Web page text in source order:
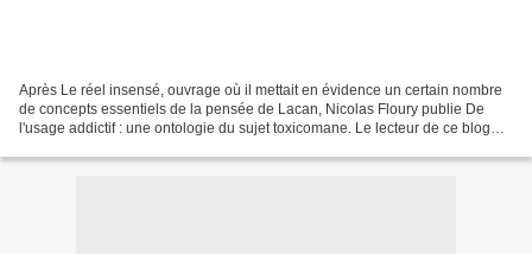
Après Le réel insensé, ouvrage où il mettait en évidence un certain nombre
de concepts essentiels de la pensée de Lacan, Nicolas Floury publie De
l'usage addictif : une ontologie du sujet toxicomane. Le lecteur de ce blog